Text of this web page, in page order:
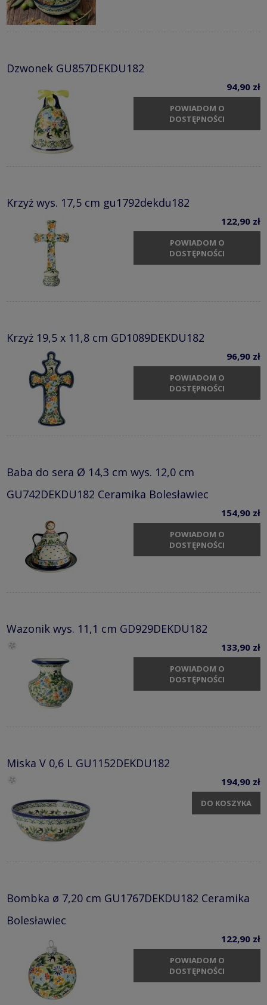
Dzwonek GU857DEKDU182
94,90 zł
POWIADOM O
DOSTĘPNOŚCI
Krzyż wys. 17,5 cm gu1792dekdu182
122,90 zł
POWIADOM O
DOSTĘPNOŚCI
Krzyż 19,5 x 11,8 cm GD1089DEKDU182
96,90 zł
POWIADOM O
DOSTĘPNOŚCI
Baba do sera Ø 14,3 cm wys. 12,0 cm
GU742DEKDU182 Ceramika Bolesławiec
154,90 zł
POWIADOM O
DOSTĘPNOŚCI
Wazonik wys. 11,1 cm GD929DEKDU182
133,90 zł
POWIADOM O
DOSTĘPNOŚCI
Miska V 0,6 L GU1152DEKDU182
194,90 zł
DO KOSZYKA
Bombka ø 7,20 cm GU1767DEKDU182 Ceramika
Bolesławiec
122,90 zł
POWIADOM O
DOSTĘPNOŚCI